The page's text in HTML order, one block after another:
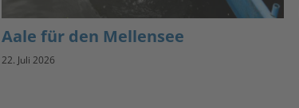
Aale für den Mellensee
22. Juli 2026